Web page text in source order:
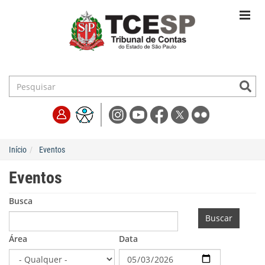
Início Eventos
Eventos
Busca
Área Data
Buscar